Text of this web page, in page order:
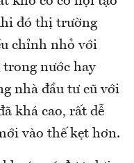
đó thị trường
chỉnh nhỏ với
nước hay
nhà đầu tư cũ với
khá cao, rất dễ
vào thế kẹt hơn.